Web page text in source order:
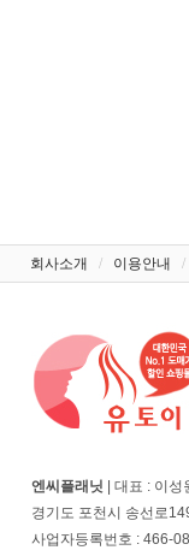
회사소개 / 이용안내 /
엔씨플래닛 | 대표 : 이성
경기도 포천시 송선로
사업자등록번호 : 466-